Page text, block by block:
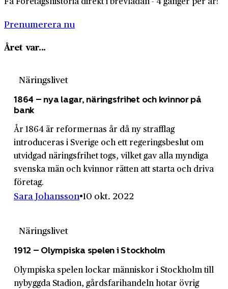
Prenumerera nu
Året var...
Näringslivet
1864 – nya lagar, näringsfrihet och kvinnor på
bank
År 1864 är reformernas år då ny strafflag
introduceras i Sverige och ett regeringsbeslut om
utvidgad näringsfrihet togs, vilket gav alla myndiga
svenska män och kvinnor rätten att starta och driva
företag.
Sara Johansson 10 okt. 2022
Näringslivet
1912 – Olympiska spelen i Stockholm
Olympiska spelen lockar människor i Stockholm till
nybyggda Stadion, gårds­farihandeln hotar övrig